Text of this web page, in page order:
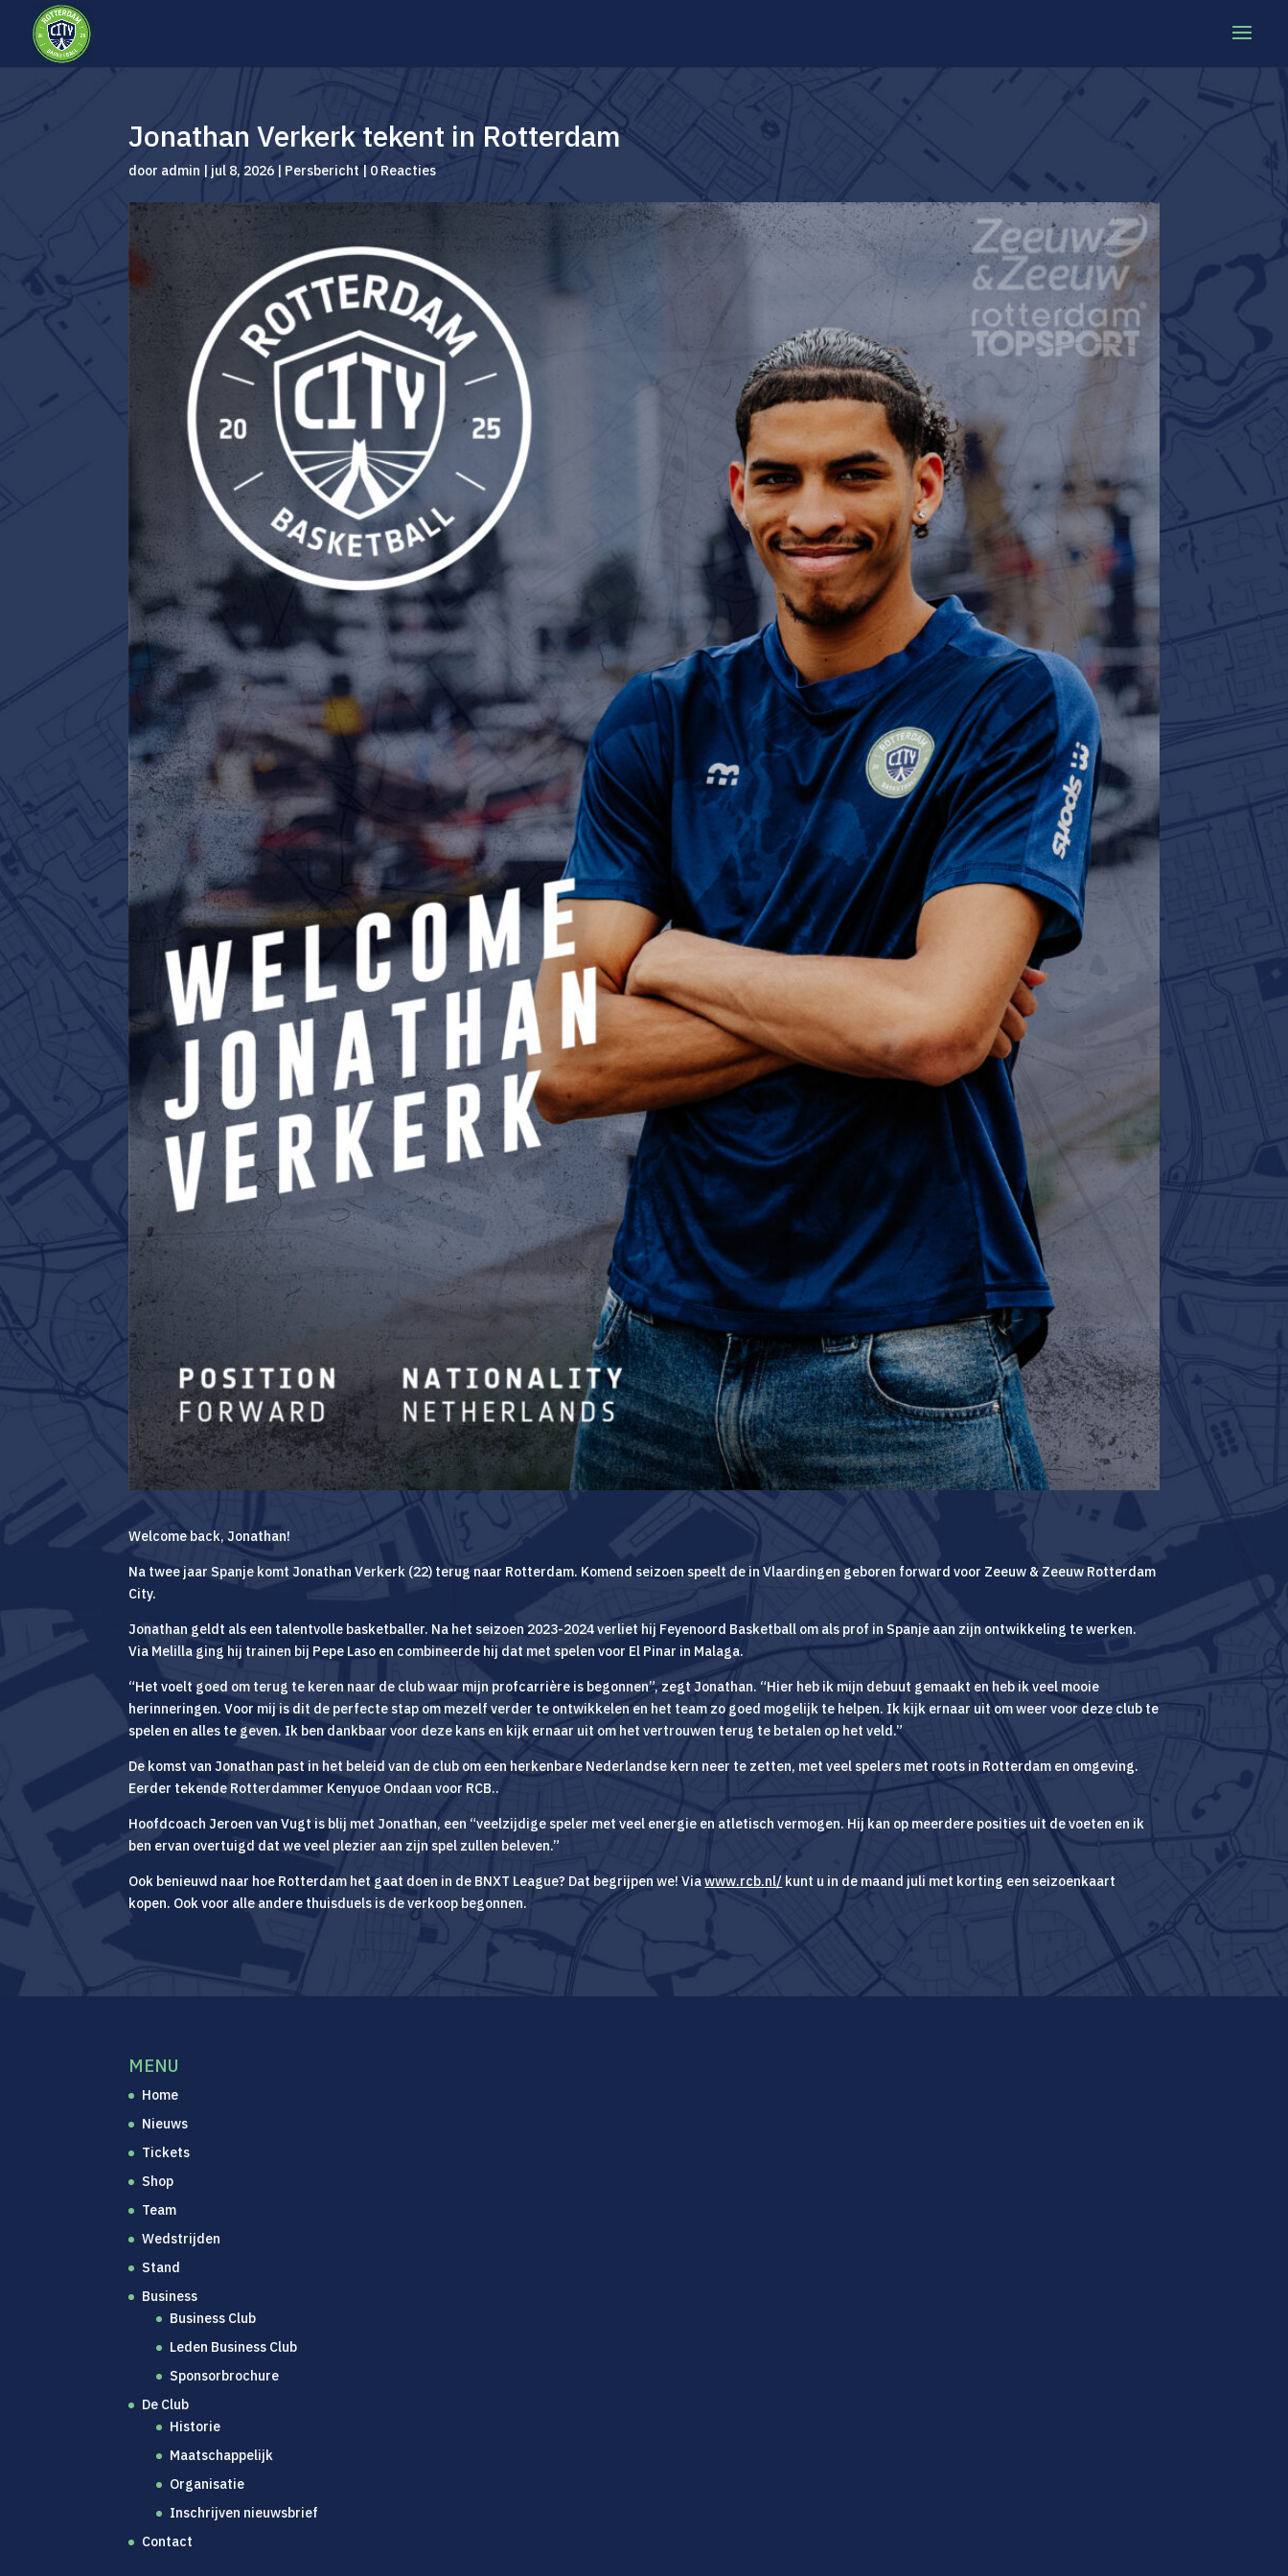
Jonathan Verkerk tekent in Rotterdam
door admin | jul 8, 2026 | Persbericht| 0 Reacties
Welcome back, Jonathan!
Na twee jaar Spanje komt Jonathan Verkerk (22) terug naar Rotterdam. Komend seizoen speelt de in Vlaardingen geboren forward voor Zeeuw & Zeeuw Rotterdam
City.
Jonathan geldt als een talentvolle basketballer. Na het seizoen 2023-2024 verliet hij Feyenoord Basketball om als prof in Spanje aan zijn ontwikkeling te werken.
Via Melilla ging hij trainen bij Pepe Laso en combineerde hij dat met spelen voor El Pinar in Malaga.
“Het voelt goed om terug te keren naar de club waar mijn profcarrière is begonnen”, zegt Jonathan. “Hier heb ik mijn debuut gemaakt en heb ik veel mooie
herinneringen. Voor mij is dit de perfecte stap om mezelf verder te ontwikkelen en het team zo goed mogelijk te helpen. Ik kijk ernaar uit om weer voor deze club te
spelen en alles te geven. Ik ben dankbaar voor deze kans en kijk ernaar uit om het vertrouwen terug te betalen op het veld.”
De komst van Jonathan past in het beleid van de club om een herkenbare Nederlandse kern neer te zetten, met veel spelers met roots in Rotterdam en omgeving.
Eerder tekende Rotterdammer Kenyuoe Ondaan voor RCB..
Hoofdcoach Jeroen van Vugt is blij met Jonathan, een “veelzijdige speler met veel energie en atletisch vermogen. Hij kan op meerdere posities uit de voeten en ik
ben ervan overtuigd dat we veel plezier aan zijn spel zullen beleven.”
Ook benieuwd naar hoe Rotterdam het gaat doen in de BNXT League? Dat begrijpen we! Viawww.rcb.nl/ kunt u in de maand juli met korting een seizoenkaart
kopen. Ook voor alle andere thuisduels is de verkoop begonnen.
MENU
Home
Nieuws
Tickets
Shop
Team
Wedstrijden
Stand
Business
Business Club
Leden Business Club
Sponsorbrochure
De Club
Historie
Maatschappelijk
Organisatie
Inschrijven nieuwsbrief
Contact